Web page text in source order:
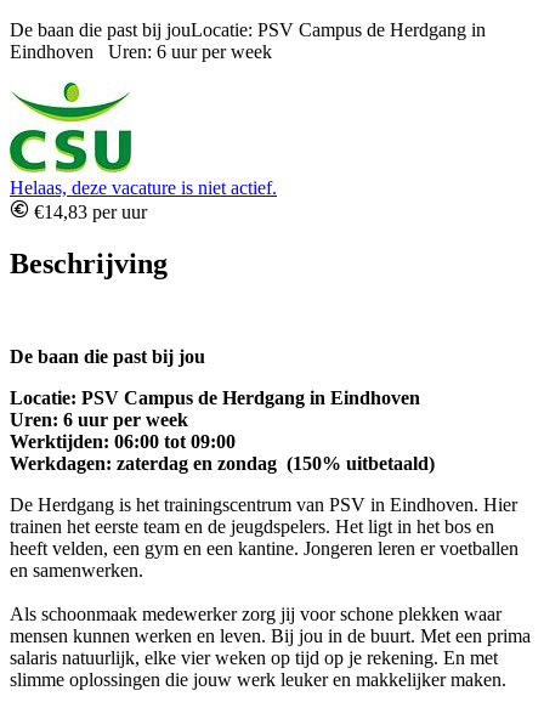
De baan die past bij jouLocatie: PSV Campus de Herdgang in
Eindhoven Uren: 6 uur per week
Helaas, deze vacature is niet actief.
€14,83 per uur
Beschrijving
De baan die past bij jou
Locatie: PSV Campus de Herdgang in Eindhoven
Uren: 6 uur per week
Werktijden: 06:00 tot 09:00
Werkdagen: zaterdag en zondag (150% uitbetaald)
De Herdgang is het trainingscentrum van PSV in Eindhoven. Hier
trainen het eerste team en de jeugdspelers. Het ligt in het bos en
heeft velden, een gym en een kantine. Jongeren leren er voetballen
en samenwerken.
Als schoonmaak medewerker zorg jij voor schone plekken waar
mensen kunnen werken en leven. Bij jou in de buurt. Met een prima
salaris natuurlijk, elke vier weken op tijd op je rekening. En met
slimme oplossingen die jouw werk leuker en makkelijker maken.